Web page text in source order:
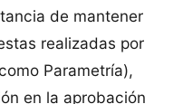
de mantener
realizadas por
Parametría),
en la aprobación